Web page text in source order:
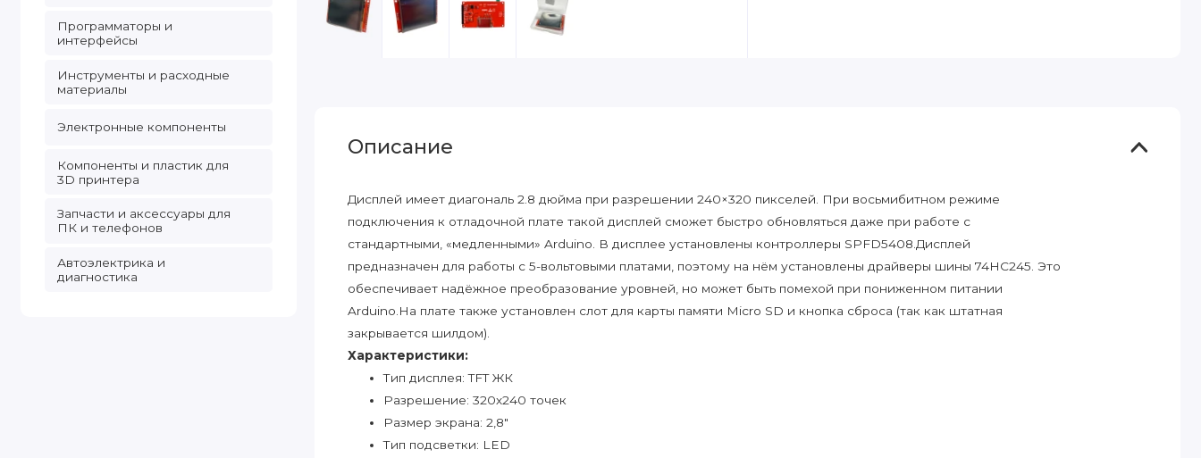
Программаторы и
интерфейсы
Инструменты и расходные
материалы
Электронные компоненты
Компоненты и пластик для
3D принтера
Запчасти и аксессуары для
ПК и телефонов
Автоэлектрика и
диагностика
Описание
Дисплей имеет диагональ 2.8 дюйма при разрешении 240×320 пикселей. При восьмибитном режиме
подключения к отладочной плате такой дисплей сможет быстро обновляться даже при работе с
стандартными, «медленными» Arduino. В дисплее установлены контроллеры SPFD5408.Дисплей
предназначен для работы с 5-вольтовыми платами, поэтому на нём установлены драйверы шины 74HC245. Это
обеспечивает надёжное преобразование уровней, но может быть помехой при пониженном питании
Arduino.На плате также установлен слот для карты памяти Micro SD и кнопка сброса (так как штатная
закрывается шилдом).
Характеристики:
Тип дисплея: TFT ЖК
Разрешение: 320х240 точек
Размер экрана: 2,8"
Тип подсветки: LED